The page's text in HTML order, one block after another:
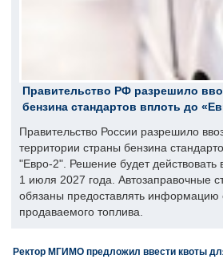
Правительство РФ разрешило
бензина стандартов вплоть до
Правительство России разрешило
территории страны бензина
"Евро-2". Решение будет действовать
1 июля 2027 года. Автозаправочные
обязаны предоставлять информацию
продаваемого топлива.
Ректор МГИМО предложил ввести квоты